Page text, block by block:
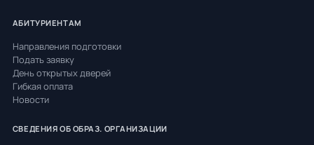
АБИТУРИЕНТАМ
Направления подготовки
Подать заявку
День открытых дверей
Гибкая оплата
Новости
СВЕДЕНИЯ ОБ ОБРАЗ. ОРГАНИЗАЦИИ